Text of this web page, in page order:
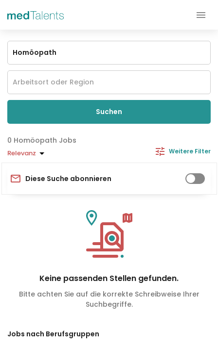
Suchen
Homöopath Jobs
Relevanz Weitere Filter
Diese Suche abonnieren
Keine passenden Stellen gefunden.
Bitte achten Sie auf die korrekte Schreibweise Ihrer
Suchbegriffe.
Jobs nach Berufsgruppen